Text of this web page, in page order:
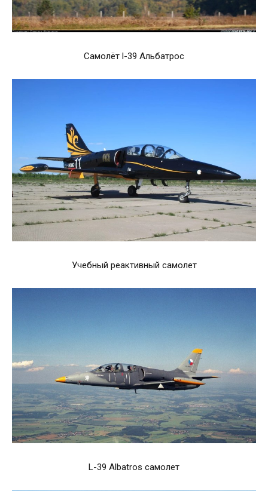
Самолëт l-39 Альбатрос
Учебный реактивный самолет
L-39 Albatros самолет